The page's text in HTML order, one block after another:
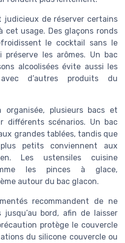
judicieux de réserver certains
cet usage. Des glaçons ronds
le cocktail sans le
les arômes. Un bac
alcoolisées évite aussi les
d’autres produits du
organisée, plusieurs bacs et
différents scénarios. Un bac
grandes tablées, tandis que
petits conviennent aux
Les ustensiles cuisine
les pinces à glace,
autour du bac glacon.
recommandent de ne
jusqu’au bord, afin de laisser
protège le couvercle
du silicone couvercle ou